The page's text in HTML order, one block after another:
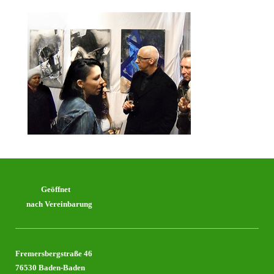
Geöffnet
nach Vereinbarung
Fremersbergstraße 46
76530 Baden-Baden